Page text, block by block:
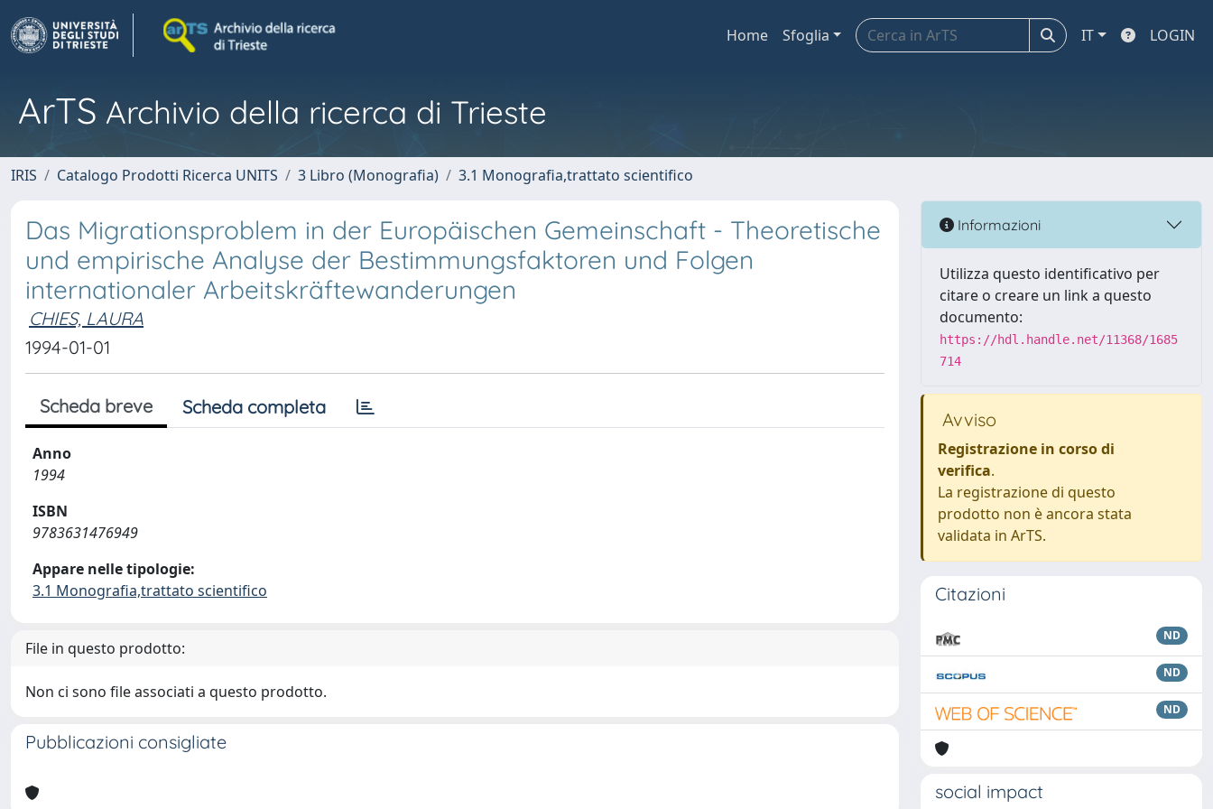
Home Sfoglia IT LOGIN
ArTS Archivio della ricerca di Trieste
IRIS Catalogo Prodotti Ricerca UNITS 3 Libro (Monografia) 3.1 Monografia,trattato scientifico
Das Migrationsproblem in der Europäischen Gemeinschaft - Theoretische
und empirische Analyse der Bestimmungsfaktoren und Folgen
internationaler Arbeitskräftewanderungen
CHIES, LAURA
1994-01-01
Scheda breve Scheda completa
Anno
1994
ISBN
9783631476949
Appare nelle tipologie:
3.1 Monografia,trattato scientifico
File in questo prodotto:
Non ci sono file associati a questo prodotto.
Pubblicazioni consigliate
Informazioni
Utilizza questo identificativo per
citare o creare un link a questo
documento:
https://hdl.handle.net/11368/1685
714
Avviso
Registrazione in corso di
verifica.
La registrazione di questo
prodotto non è ancora stata
validata in ArTS.
Citazioni
ND
ND
ND
social impact